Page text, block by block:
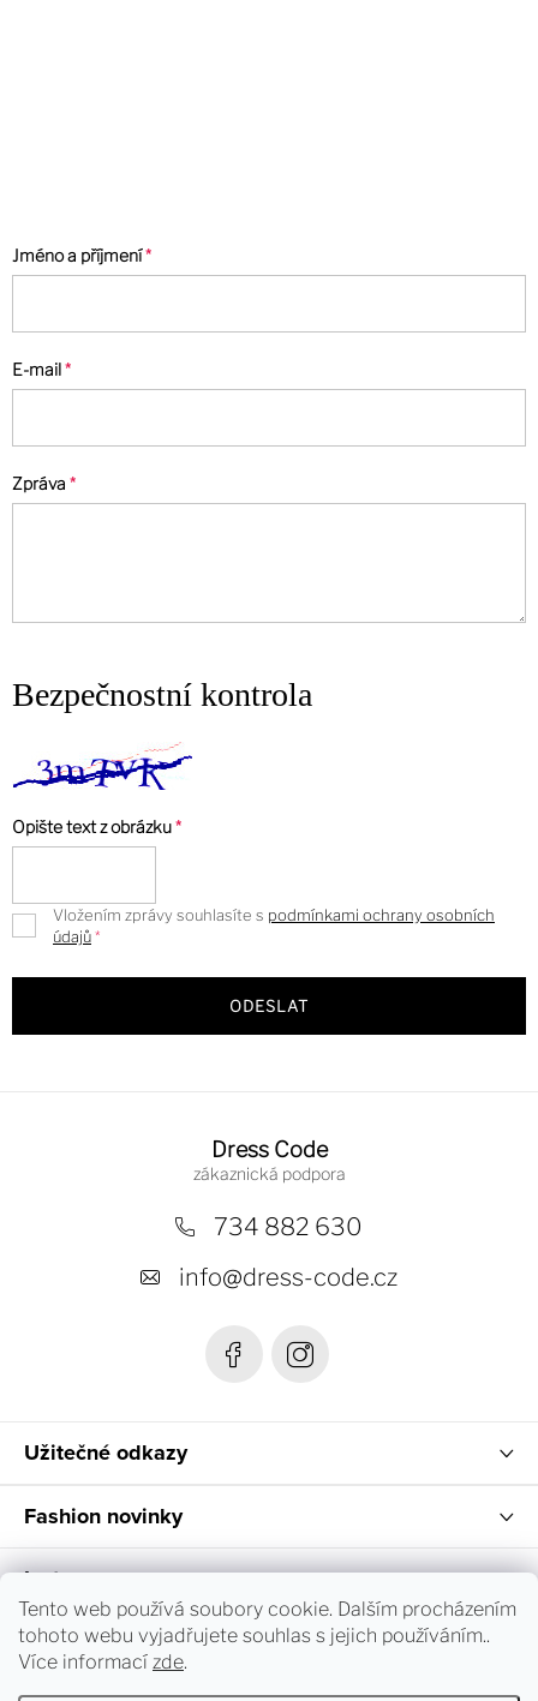
Tento web používá soubory cookie. Dalším procházením
tohoto webu vyjadřujete souhlas s jejich používáním..
Více informací zde.
Jméno a příjmení
E-mail
Zpráva
Bezpečnostní kontrola
Opište text z obrázku
Vložením zprávy souhlasíte s podmínkami ochrany osobních
údajů
ODESLAT
Dress Code
734 882 630
info@dress-code.cz
Užitečné odkazy
Fashion novinky
Instagram
Sledování objednávky a vrácení zboží